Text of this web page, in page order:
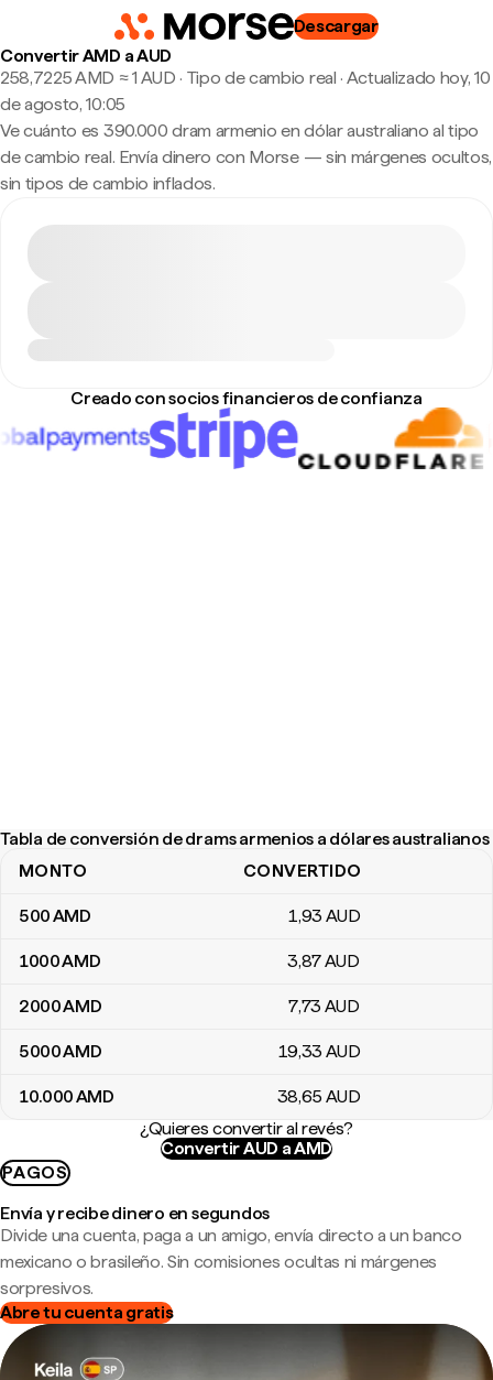
Descargar
Convertir AMD a AUD
258,7225 AMD ≈ 1 AUD · Tipo de cambio real · Actualizado hoy, 10
de agosto, 10:05
Ve cuánto es 390.000 dram armenio en dólar australiano al tipo
de cambio real. Envía dinero con Morse — sin márgenes ocultos,
sin tipos de cambio inflados.
Creado con socios financieros de confianza
Tabla de conversión de drams armenios a dólares australianos
Tabla de conversión de drams armenios a dólares australianos
MONTO CONVERTIDO
500AMD 1,93 AUD
1000AMD 3,87AUD
2000AMD 7,73 AUD
5000AMD 19,33 AUD
10.000AMD 38,65 AUD
¿Quieres convertir al revés?
Convertir AUD a AMD
PAGOS
Envía y recibe dinero en segundos
Divide una cuenta, paga a un amigo, envía directo a un banco
mexicano o brasileño. Sin comisiones ocultas ni márgenes
sorpresivos.
Abre tu cuenta gratis